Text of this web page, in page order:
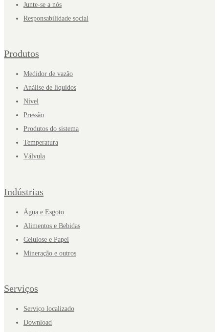
Junte-se a nós
Responsabilidade social
Produtos
Medidor de vazão
Análise de líquidos
Nível
Pressão
Produtos do sistema
Temperatura
Válvula
Indústrias
Água e Esgoto
Alimentos e Bebidas
Celulose e Papel
Mineração e outros
Serviços
Serviço localizado
Download